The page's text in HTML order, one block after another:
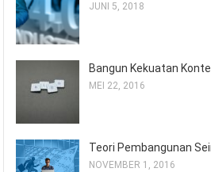
JUNI 5, 2018
Bangun Kekuatan
MEI 22, 2016
Teori Pembangunan
NOVEMBER 1, 2016